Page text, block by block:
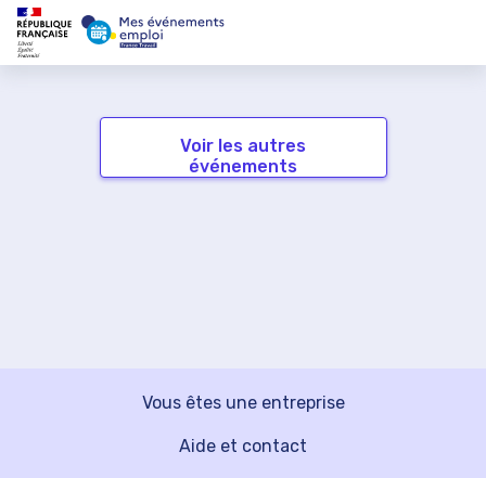
Voir les autres
événements
Vous êtes une entreprise
Aide et contact